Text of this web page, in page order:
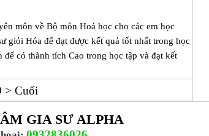
môn về Bộ môn Hoá học cho các em học
giỏi Hóa để đạt được kết quả tốt nhất trong học
có thành tích Cao trong học tập và đạt kết
> Cuối
GIA SƯ ALPHA